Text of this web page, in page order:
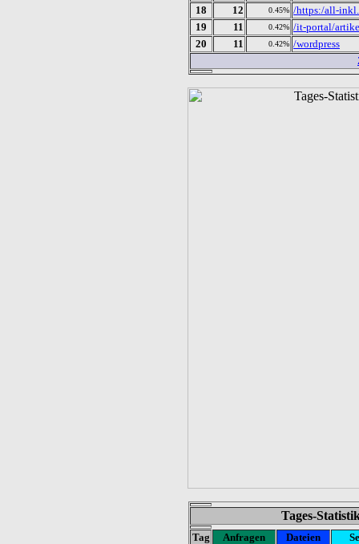
18
12 0.45% /https:/all-
19
11 0.42% /it-portal/
20
11 0.42% /wordpress
Tages-
Tag Anfragen Dateien